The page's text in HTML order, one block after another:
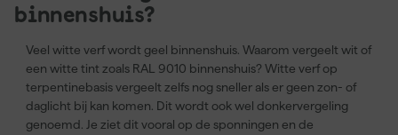
binnenshuis?
Veel witte verf wordt geel binnenshuis. Waarom vergeelt wit of
een witte tint zoals RAL 9010 binnenshuis? Witte verf op
terpentinebasis vergeelt zelfs nog sneller als er geen zon- of
daglicht bij kan komen. Dit wordt ook wel donkervergeling
genoemd. Je ziet dit vooral op de sponningen en de